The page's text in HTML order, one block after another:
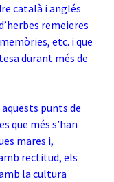
català i anglés
remeieres
etc. i que
durant més de
punts de
que més s’han
mares i,
rectitud, els
la cultura